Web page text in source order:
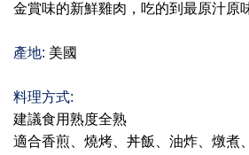
金賞味的新鮮雞肉，吃的到最原汁原
產地: 美國
料理方式:
建議食用熟度全熟
適合香煎、燒烤、丼飯、油炸、燉煮